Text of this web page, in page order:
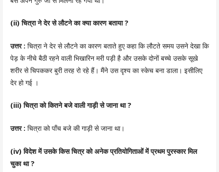
(ii) चित्रा ने देर से लौटने का क्या कारण बताया ?
उत्तर : चित्रा ने देर से लौटने का कारण बताते हुए कहा कि लौटते समय उसने देखा कि
पेड़ के नीचे बैठी रहने वाली भिखारिन मरी पड़ी है और उसके दोनों बच्चे उसके सूखे
शरीर से चिपककर बुरी तरह रो रहे हैं। मैंने उस दृश्य का स्केच बना डाला। इसीलिए
देर हो गई ।
(iii) चित्रा को कितने बजे वाली गाड़ी से जाना था ?
उत्तर : चित्रा को पाँच बजे की गाड़ी से जाना था।
(iv) विदेश में उसके किस चित्र को अनेक प्रतियोगिताओं में प्रथम पुरस्कार मिल
चुका था ?